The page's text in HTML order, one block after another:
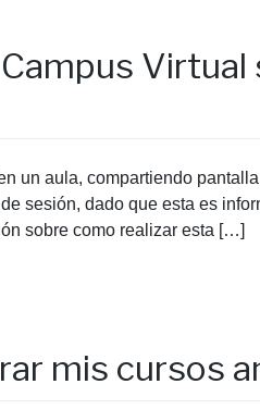
un aula, compartiendo
sesión, dado que esta es
sobre como realizar esta […]
mis cursos